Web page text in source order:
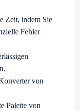
Zeit, indem Sie
Fehler
von
Palette von